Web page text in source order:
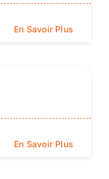
En Savoir Plus
En Savoir Plus